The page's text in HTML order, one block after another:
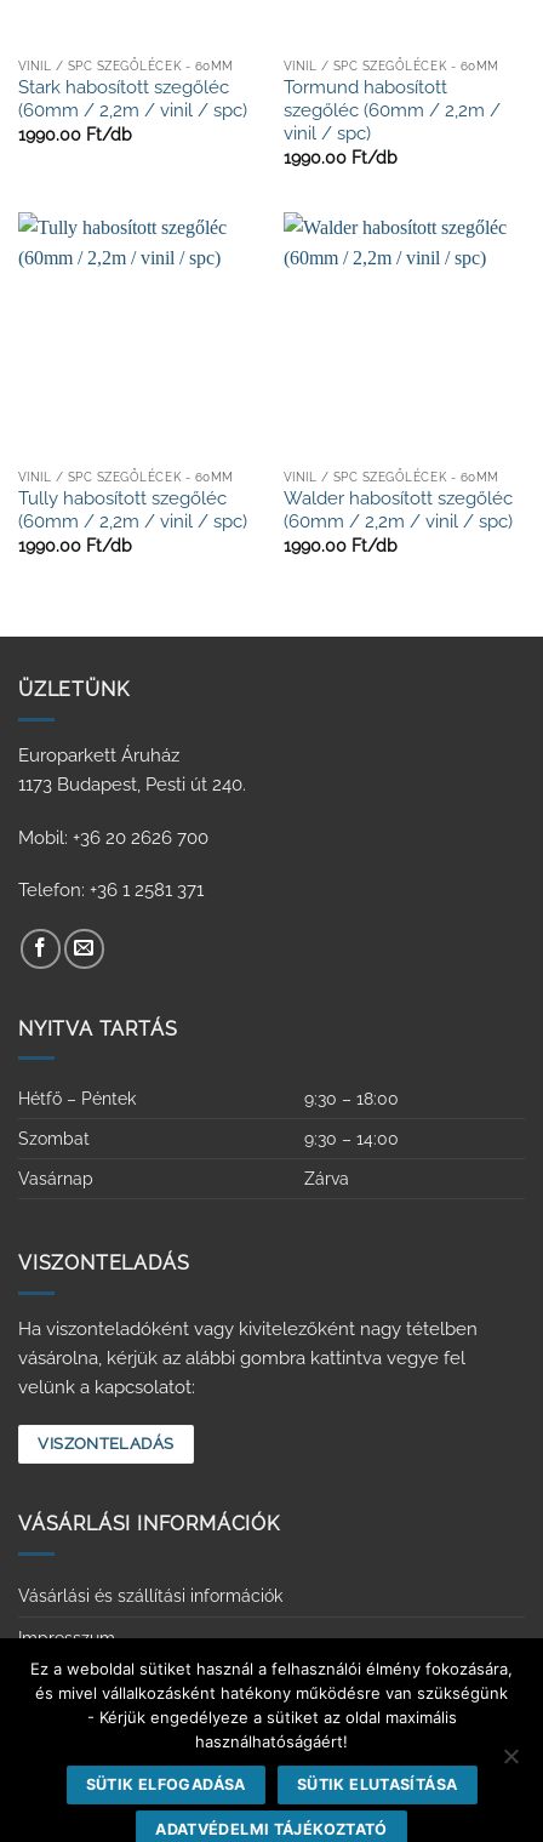
VINIL / SPC SZEGŐLÉCEK - 60MM
Stark habosított szegőléc
(60mm / 2,2m / vinil / spc)
1990.00 Ft/db
VINIL / SPC SZEGŐLÉCEK - 60MM
Tormund habosított
szegőléc (60mm / 2,2m /
vinil / spc)
1990.00 Ft/db
VINIL / SPC SZEGŐLÉCEK - 60MM
Tully habosított szegőléc
(60mm / 2,2m / vinil / spc)
1990.00 Ft/db
VINIL / SPC SZEGŐLÉCEK - 60MM
Walder habosított szegőléc
(60mm / 2,2m / vinil / spc)
1990.00 Ft/db
ÜZLETÜNK
Europarkett Áruház
1173 Budapest, Pesti út 240.
Mobil: +36 20 2626 700
Telefon: +36 1 2581 371
NYITVA TARTÁS
Hétfő – Péntek
9:30 – 18:00
Szombat
9:30 – 14:00
Vasárnap
Zárva
VISZONTELADÁS
Ha viszonteladóként vagy kivitelezőként nagy tételben
vásárolna, kérjük az alábbi gombra kattintva vegye fel
velünk a kapcsolatot:
VISZONTELADÁS
VÁSÁRLÁSI INFORMÁCIÓK
Vásárlási és szállítási információk
Impresszum
Adatvédelmi tájékoztató
Érintkezésmentes vásárlás
Elállás a szerződéstől
Ez a weboldal sütiket használ a felhasználói élmény fokozására,
és mivel vállalkozásként hatékony működésre van szükségünk
- Kérjük engedélyeze a sütiket az oldal maximális
használhatóságáért!
SÜTIK ELFOGADÁSA SÜTIK ELUTASÍTÁSA
ADATVÉDELMI TÁJÉKOZTATÓ